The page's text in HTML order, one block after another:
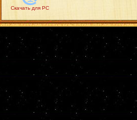
Скачать для PC